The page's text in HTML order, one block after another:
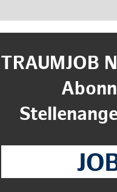
TRAUMJOB